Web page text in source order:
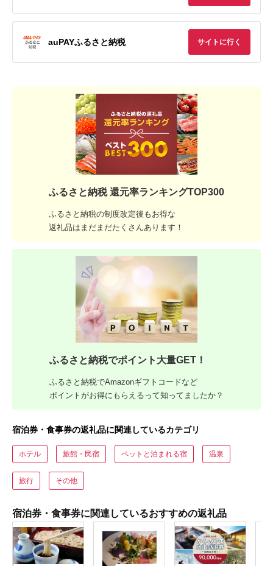
auPAYふるさと納税 サイトに行く
ふるさと納税 還元率ランキングTOP300
ふるさと納税の制度改定後もお得な
返礼品はまだまだたくさんあります！
ふるさと納税でポイント大量GET！
ふるさと納税でAmazonギフトコードなど
ポイントがお得にもらえるって知ってましたか？
宿泊券・食事券の返礼品に関連しているカテゴリ
ホテル 旅館・民宿 ペットと泊まれる宿 温泉
旅行 その他
宿泊券・食事券に関連しているおすすめの返礼品